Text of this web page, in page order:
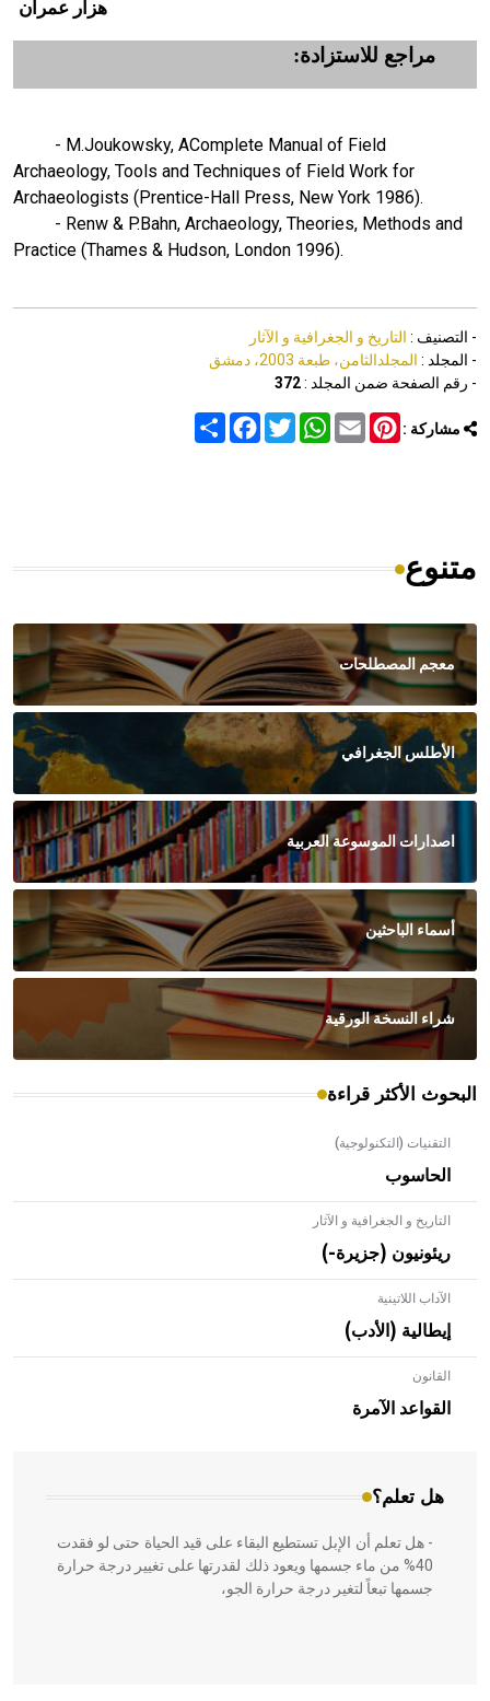
هزار عمران
مراجع للاستزادة:
- M.Joukowsky, AComplete Manual of Field
Archaeology, Tools and Tech­niques of Field Work for
Archaeologists (Prentice-Hall Press, New York 1986).
- Renw & P.Bahn, Archaeology, Theo­ries, Methods and
Practice (Thames & Hudson, London 1996).
- التصنيف : التاريخ و الجغرافية و الآثار
- المجلد : المجلدالثامن، طبعة 2003، دمشق
- رقم الصفحة ضمن المجلد :372
مشاركة : Share
FacebookTwitter
WhatsAppEmail
Pinterest
متنوع
معجم المصطلحات
الأطلس الجغرافي
اصدارات الموسوعة العربية
أسماء الباحثين
شراء النسخة الورقية
البحوث الأكثر قراءة
التقنيات (التكنولوجية)
الحاسوب
التاريخ و الجغرافية و الآثار
ريئونيون (جزيرة-)
الآداب اللاتينية
إيطالية (الأدب)
القانون
القواعد الآمرة
هل تعلم؟
- هل تعلم أن الأبلق نوع من الفنون الهندسية التي ارتبطت
بالعمارة الإسلامية في بلاد الشام ومصر خاصة، حيث يحرص
المعمار على بناء مداميكه وخاصة في الواجهات
- هل تعلم أن الإبل تستطيع البقاء على قيد الحياة حتى لو فقدت
40% من ماء جسمها ويعود ذلك لقدرتها على تغيير درجة حرارة
جسمها تبعاً لتغير درجة حرارة الجو،